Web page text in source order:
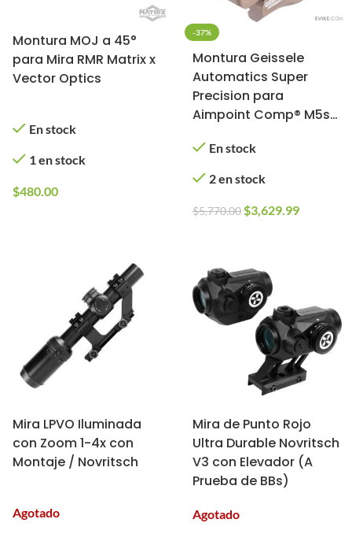
Montura MOJ a 45°
para Mira RMR Matrix x
Vector Optics
En stock
1 en stock
$480.00
-37%
Montura Geissele
Automatics Super
Precision para
Aimpoint Comp® M5s
DDC)En stock
2 en stock
$5,770.00 $3,629.99
Mira LPVO Iluminada
con Zoom 1-4x con
Montaje / Novritsch
Agotado
Mira de Punto Rojo
Ultra Durable Novritsch
V3 con Elevador (A
Prueba de BBs)
Agotado